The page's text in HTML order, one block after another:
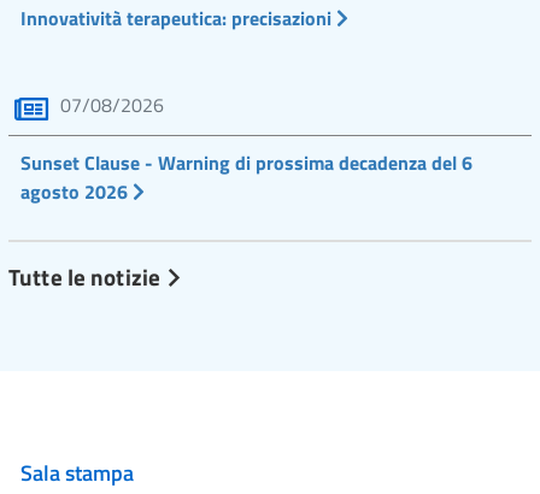
Innovatività terapeutica: precisazioni
07/08/2026
Sunset Clause - Warning di prossima decadenza del 6
agosto 2026
Tutte le notizie
Sala stampa